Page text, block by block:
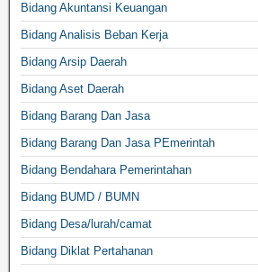
Bidang Akuntansi Keuangan
Bidang Analisis Beban Kerja
Bidang Arsip Daerah
Bidang Aset Daerah
Bidang Barang Dan Jasa
Bidang Barang Dan Jasa PEmerintah
Bidang Bendahara Pemerintahan
Bidang BUMD / BUMN
Bidang Desa/lurah/camat
Bidang Diklat Pertahanan